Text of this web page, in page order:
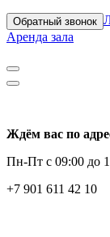
Обратный звонок
Аренда зала
Ждём вас по
Пн-Пт с 09:00 до
+7 901 611 42 10